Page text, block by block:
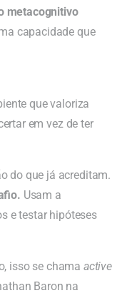
metacognitivo
capacidade que
que valoriza
em vez de ter
do que já acreditam.
Usam a
e testar hipóteses
isso se chama active
Baron na